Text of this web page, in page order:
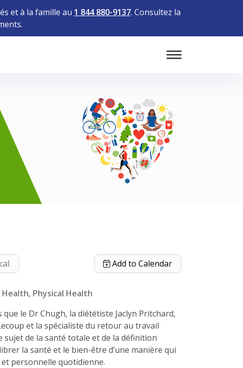
et à la famille au 1 844 880-9137. Consultez la
Toggle Mobile
Add to Calendar
Physical Health
SMART
le Dr Chugh, la diététiste Jaclyn Pritchard,
et la spécialiste du retour au travail
sujet de la santé totale et de la définition
la santé et le bien-être d’une manière qui
personnelle quotidienne.